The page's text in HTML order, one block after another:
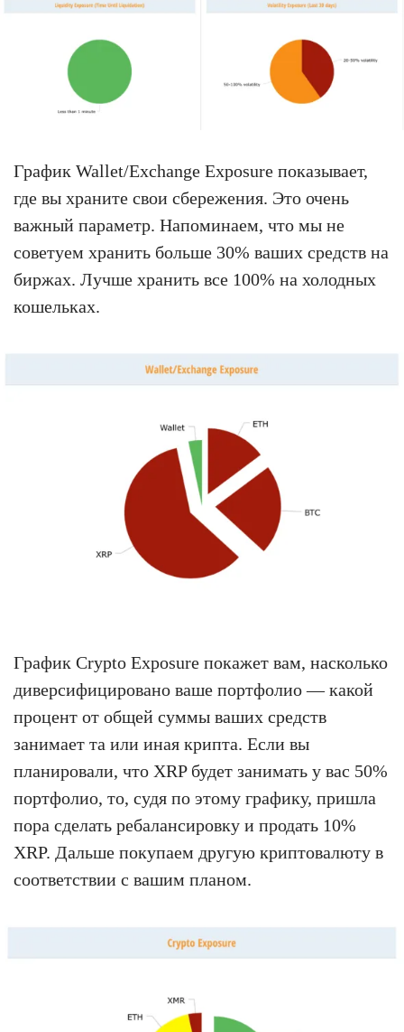
График Wallet/Exchange Exposure показывает,
где вы храните свои сбережения. Это очень
важный параметр. Напоминаем, что мы не
советуем хранить больше 30% ваших средств на
биржах. Лучше хранить все 100% на холодных
кошельках.
График Crypto Exposure покажет вам, насколько
диверсифицировано ваше портфолио — какой
процент от общей суммы ваших средств
занимает та или иная крипта. Если вы
планировали, что XRP будет занимать у вас 50%
портфолио, то, судя по этому графику, пришла
пора сделать ребалансировку и продать 10%
XRP. Дальше покупаем другую криптовалюту в
соответствии с вашим планом.